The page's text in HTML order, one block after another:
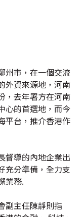
州市，在一個交流
外資來源地，河南
，去年署方在河南
心的首選地，而今
平台，推介香港作
督導的內地企業出
充分準備，全力支
業務.
副主任陳靜則指